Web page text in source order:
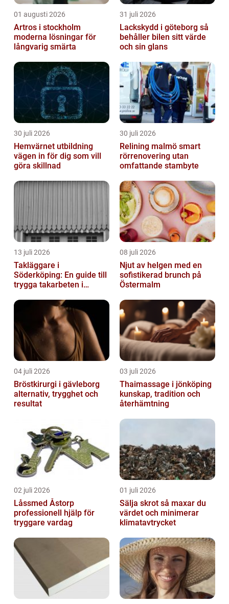
01 augusti 2026
Artros i stockholm
moderna lösningar för
långvarig smärta
31 juli 2026
Lackskydd i göteborg så
behåller bilen sitt värde
och sin glans
30 juli 2026
Hemvärnet utbildning
vägen in för dig som vill
göra skillnad
30 juli 2026
Relining malmö smart
rörrenovering utan
omfattande stambyte
13 juli 2026
Takläggare i
Söderköping: En guide till
trygga takarbeten i
08 juli 2026
Njut av helgen med en
sofistikerad brunch på
Östermalm
04 juli 2026
Bröstkirurgi i gävleborg
alternativ, trygghet och
resultat
03 juli 2026
Thaimassage i jönköping
kunskap, tradition och
återhämtning
02 juli 2026
Låssmed Åstorp
professionell hjälp för
tryggare vardag
01 juli 2026
Sälja skrot så maxar du
värdet och minimerar
klimatavtrycket